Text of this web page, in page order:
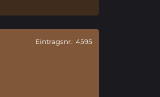
Eintragsnr.: 4595